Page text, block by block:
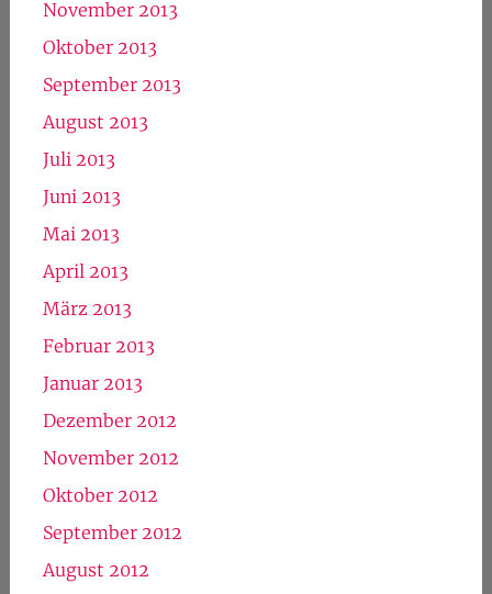
November 2013
Oktober 2013
September 2013
August 2013
Juli 2013
Juni 2013
Mai 2013
April 2013
März 2013
Februar 2013
Januar 2013
Dezember 2012
November 2012
Oktober 2012
September 2012
August 2012